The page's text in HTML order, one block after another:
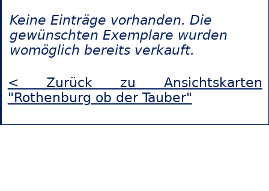
Keine Einträge vorhanden. Die
gewünschten Exemplare wurden
womöglich bereits verkauft.
< Zurück zu Ansichtskarten
"Rothenburg ob der Tauber"